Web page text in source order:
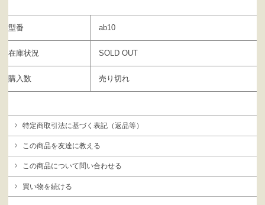
型番 ab10
在庫状況 SOLD OUT
購入数 売り切れ
特定商取引法に基づく表記（返品等）
この商品を友達に教える
この商品について問い合わせる
買い物を続ける